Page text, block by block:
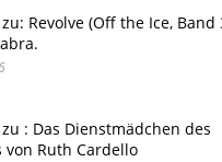
Revolve (Off the Ice, Band
: Das Dienstmädchen des
Ruth Cardello